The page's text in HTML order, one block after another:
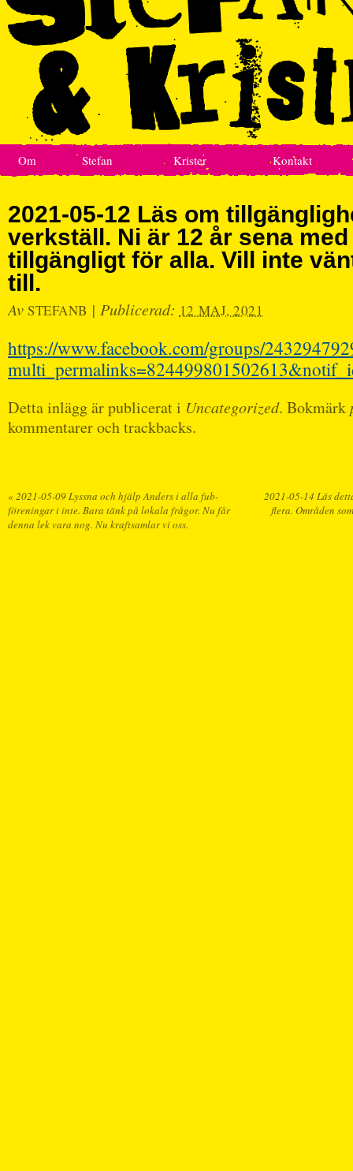
Om Stefan Krister Kontakt
2021-05-12 Läs om
verkställ. Ni är 12 år sena
tillgängligt för alla. Vill inte
till.
Av STEFANB | Publicerad: 12 MAJ, 2021
https://www.facebook.com/groups/
Detta inlägg är publicerat i Uncategorized. Bokmärk
kommentarer och trackbacks.
« 2021-05-09 Lyssna och hjälp Anders i alla fub-
föreningar i inte. Bara tänk på lokala frågor. Nu får
denna lek vara nog. Nu kraftsamlar vi oss.
2021-05-14 Läs
flera. Områden